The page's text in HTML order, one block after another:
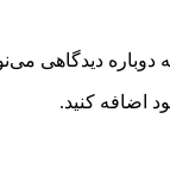
دوباره دیدگاهی
اضافه کنید.